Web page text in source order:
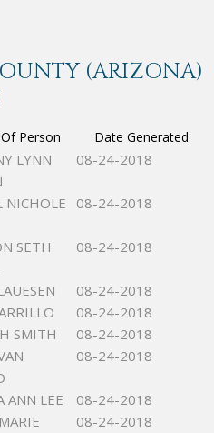
(ARIZONA)
Person Date Generated
LYNN
08-24-2018
NICHOLE
08-24-2018
SETH
08-24-2018
08-24-2018
08-24-2018
SMITH
08-24-2018
08-24-2018
ANN LEE
08-24-2018
08-24-2018